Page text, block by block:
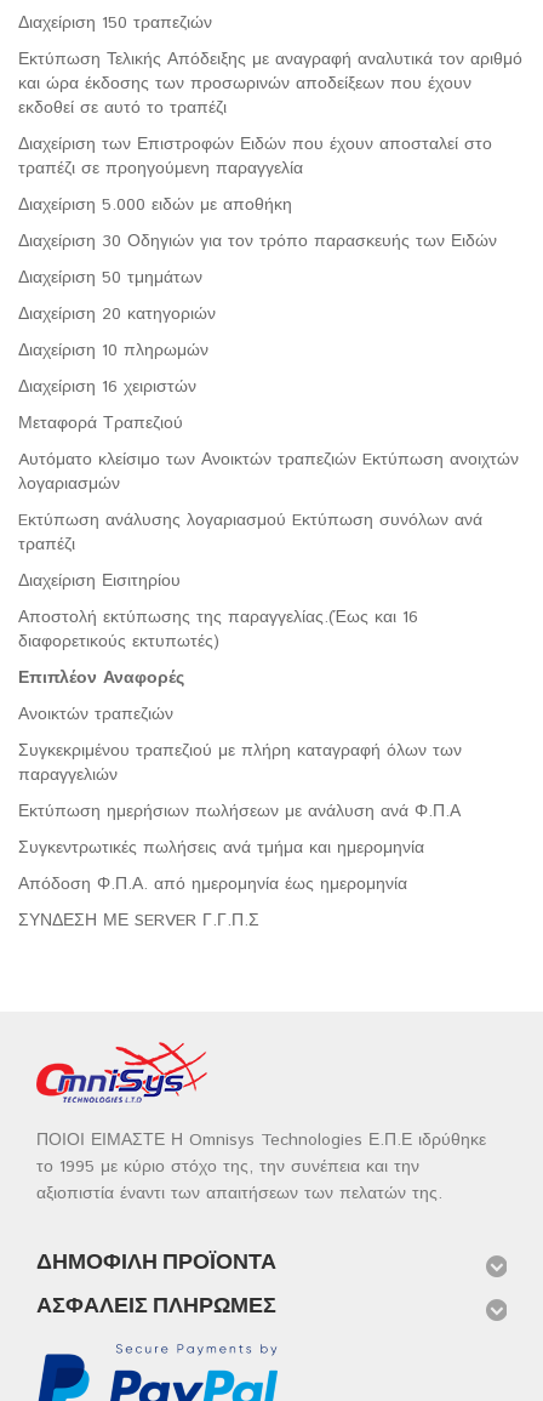
Διαχείριση 150 τραπεζιών
Εκτύπωση Τελικής Απόδειξης με αναγραφή αναλυτικά τον αριθμό
και ώρα έκδοσης των προσωρινών αποδείξεων που έχουν
εκδοθεί σε αυτό το τραπέζι
Διαχείριση των Επιστροφών Ειδών που έχουν αποσταλεί στο
τραπέζι σε προηγούμενη παραγγελία
Διαχείριση 5.000 ειδών με αποθήκη
Διαχείριση 30 Οδηγιών για τον τρόπο παρασκευής των Ειδών
Διαχείριση 50 τμημάτων
Διαχείριση 20 κατηγοριών
Διαχείριση 10 πληρωμών
Διαχείριση 16 χειριστών
Μεταφορά Τραπεζιού
Aυτόματο κλείσιμο των Ανοικτών τραπεζιών Eκτύπωση ανοιχτών
λογαριασμών
Eκτύπωση ανάλυσης λογαριασμού Eκτύπωση συνόλων ανά
τραπέζι
Διαχείριση Εισιτηρίου
Αποστολή εκτύπωσης της παραγγελίας.(Έως και 16
διαφορετικούς εκτυπωτές)
Επιπλέον Αναφορές
Ανοικτών τραπεζιών
Συγκεκριμένου τραπεζιού με πλήρη καταγραφή όλων των
παραγγελιών
Εκτύπωση ημερήσιων πωλήσεων με ανάλυση ανά Φ.Π.Α
Συγκεντρωτικές πωλήσεις ανά τμήμα και ημερομηνία
Απόδοση Φ.Π.Α. από ημερομηνία έως ημερομηνία
ΣΥΝΔΕΣΗ ΜΕ SERVER Γ.Γ.Π.Σ
ΠΟΙΟΙ ΕΙΜΑΣΤΕ Η Omnisys Technologies Ε.Π.Ε ιδρύθηκε
το 1995 με κύριο στόχο της, την συνέπεια και την
αξιοπιστία έναντι των απαιτήσεων των πελατών της.
ΔΗΜΟΦΙΛΉ ΠΡΟΪΌΝΤΑ
ΑΣΦΑΛΕΊΣ ΠΛΗΡΩΜΈΣ